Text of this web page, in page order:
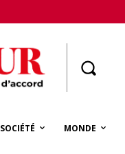
SOCIÉTÉ MONDE